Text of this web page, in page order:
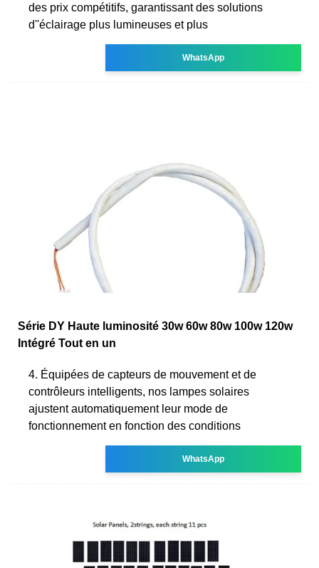
des prix compétitifs, garantissant des solutions
d''éclairage plus lumineuses et plus
WhatsApp
Série DY Haute luminosité 30w 60w 80w 100w 120w
Intégré Tout en un
4. Équipées de capteurs de mouvement et de
contrôleurs intelligents, nos lampes solaires
ajustent automatiquement leur mode de
fonctionnement en fonction des conditions
WhatsApp